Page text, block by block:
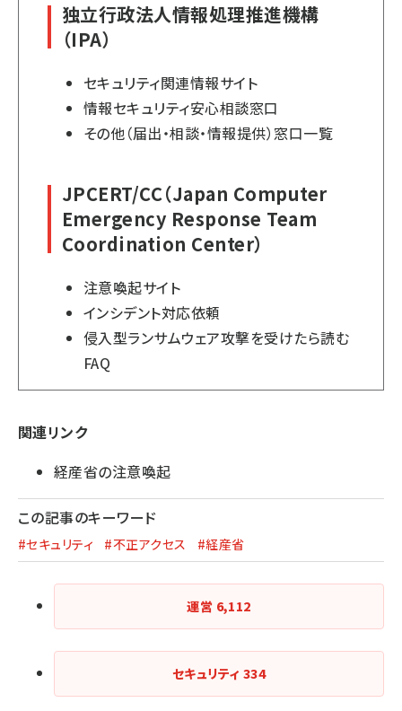
独立行政法人情報処理推進機構
（IPA）
セキュリティ関連情報サイト
情報セキュリティ安心相談窓口
その他（届出・相談・情報提供）窓口一覧
JPCERT/CC（Japan Computer
Emergency Response Team
Coordination Center）
注意喚起サイト
インシデント対応依頼
侵入型ランサムウェア攻撃を受けたら読む
FAQ
関連リンク
経産省の注意喚起
この記事のキーワード
#セキュリティ #不正アクセス #経産省
運営 6,112
セキュリティ 334